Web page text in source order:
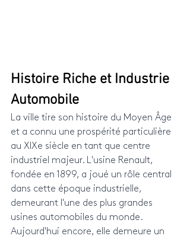
Histoire Riche et Industrie
Automobile
La ville tire son histoire du Moyen Âge
et a connu une prospérité particulière
au XIXe siècle en tant que centre
industriel majeur. L'usine Renault,
fondée en 1899, a joué un rôle central
dans cette époque industrielle,
demeurant l'une des plus grandes
usines automobiles du monde.
Aujourd'hui encore, elle demeure un